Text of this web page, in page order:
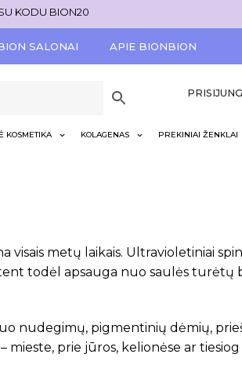
KODU BION20
SALONAI APIE BIONBION
KOSMETIKA KOLAGENAS PREKINIAI ŽENKLAI
metų laikais. Ultravioletiniai
todėl apsauga nuo saulės turėtų
nudegimų, pigmentinių dėmių,
prie jūros, kelionėse ar